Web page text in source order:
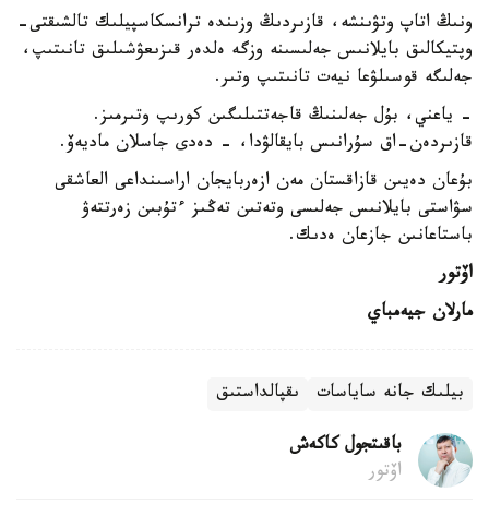
ونىڭ اتاپ وتۋىنشە، قازىردىڭ وزىندە ترانسكاسپيلىك تالشىقتى-
وپتيكالىق بايلانىس جەلىسىنە وزگە ەلدەر قىزىعۋشىلىق تانىتىپ،
جەلىگە قوسىلۋعا نيەت تانىتىپ وتىر.
- ياعني، بۇل جەلىنىڭ قاجەتتىلىگىن كورىپ وتىرمىز.
قازىردەن-اق سۇرانىس بايقالۋدا، - دەدى جاسلان ماديەۆ.
بۇعان دەيىن قازاقستان مەن ازەربايجان اراسىنداعى العاشقى
سۋاستى بايلانىس جەلىسى وتەتىن تەڭىز ءتۇبىن زەرتتەۋ
باستاعانىن جازعان ەدىك.
اۆتور
مارلان جيەمباي
بيلىك جانە ساياسات ىقپالداستىق
باقىتجول كاكەش
اۆتور